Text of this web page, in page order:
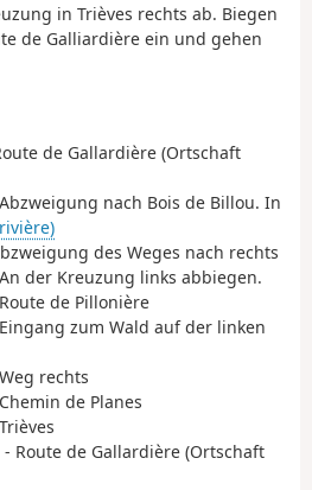
in Trièves rechts ab. Biegen
de Galliardière ein und gehen
de Gallardière (Ortschaft
nach Bois de Billou. In
des Weges nach rechts
der Kreuzung links abbiegen.
de Pillonière
zum Wald auf der linken
rechts
de Planes
Route de Gallardière (Ortschaft